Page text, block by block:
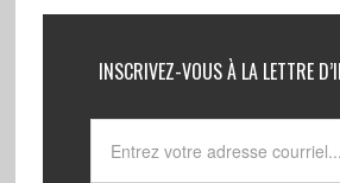
INSCRIVEZ-VOUS À LA LETTRE